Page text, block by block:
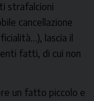
strafalcioni
cancellazione
lascia il
fatti, di cui non
un fatto piccolo e